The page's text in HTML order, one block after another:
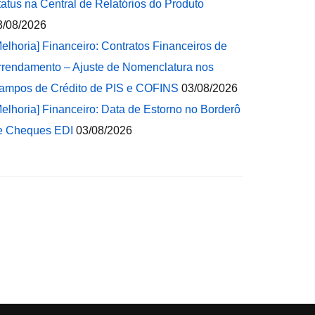
na Central de Relatórios do Produto
08/2026
Financeiro: Contratos Financeiros de
– Ajuste de Nomenclatura nos
de Crédito de PIS e COFINS 03/08/2026
Financeiro: Data de Estorno no Borderô
Cheques EDI 03/08/2026